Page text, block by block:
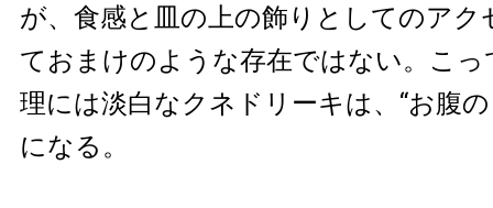
が、食感と皿の上の飾りとしてのアク
ておまけのような存在ではない。こ
理には淡白なクネドリーキは、“お腹
になる。